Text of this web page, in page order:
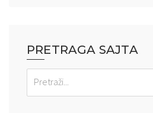
PRETRAGA SAJTA